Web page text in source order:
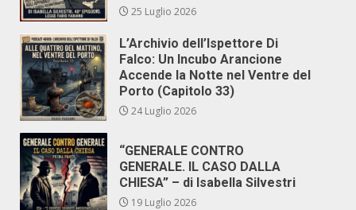
25 Luglio 2026
L’Archivio dell’Ispettore Di
Falco: Un Incubo Arancione
Accende la Notte nel Ventre del
Porto (Capitolo 33)
24 Luglio 2026
“GENERALE CONTRO
GENERALE. IL CASO DALLA
CHIESA” – di Isabella Silvestri
19 Luglio 2026